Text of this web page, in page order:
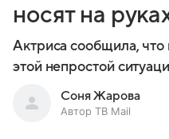
носят на
Актриса сообщила, что
этой непростой
Соня Жарова
Автор ТВ Mail